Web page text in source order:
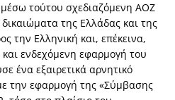
μέσω τούτου σχεδιαζόμενη ΑΟΖ
της Ελλάδας και της
την Ελληνική και, επέκεινα,
ενδεχόμενη εφαρμογή του
ένα εξαιρετικά αρνητικό
την εφαρμογή της «Σύμβασης